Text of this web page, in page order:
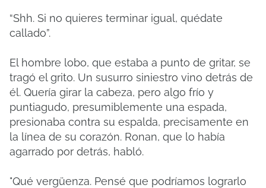
“Shh. Si no quieres terminar igual, quédate
callado”.
El hombre lobo, que estaba a punto de gritar, se
tragó el grito. Un susurro siniestro vino detrás de
él. Quería girar la cabeza, pero algo frío y
puntiagudo, presumiblemente una espada,
presionaba contra su espalda, precisamente en
la línea de su corazón. Ronan, que lo había
agarrado por detrás, habló.
"Qué vergüenza. Pensé que podríamos lograrlo